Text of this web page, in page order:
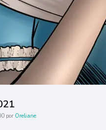
por Oreliane